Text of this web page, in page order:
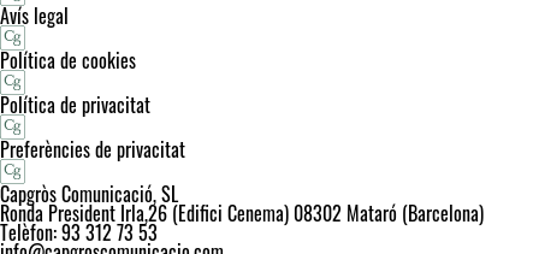
Avís legal
Política de cookies
Política de privacitat
Preferències de privacitat
Capgròs Comunicació, SL
Ronda President Irla,26 (Edifici Cenema) 08302 Mataró (Barcelona)
Telèfon: 93 312 73 53